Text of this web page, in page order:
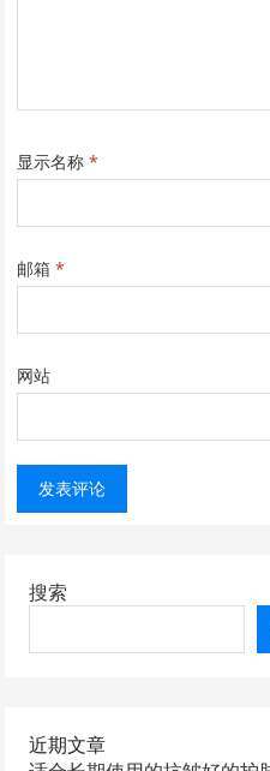
显示名称*
邮箱*
网站
搜索
近期文章